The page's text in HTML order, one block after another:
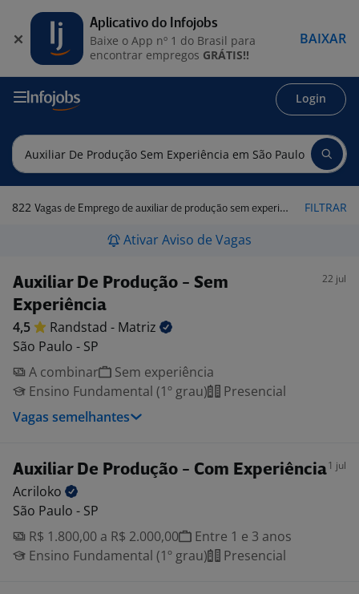
Login
822 Vagas de Emprego de auxiliar de produção sem experiência em São Paulo - SP FILTRAR
Ativar Aviso de Vagas
Auxiliar De Produção - Sem
Experiência
22 jul
4,5 Randstad - Matriz
São Paulo - SP
A combinar
Sem experiência
Ensino Fundamental (1º grau)
Presencial
Vagas semelhantes
Auxiliar De Produção - Com Experiência1 jul
Acriloko
São Paulo - SP
R$ 1.800,00 a R$ 2.000,00
Entre 1 e 3 anos
Ensino Fundamental (1º grau)
Presencial
Aplicativo do Infojobs
Baixe o App nº 1 do Brasil para
encontrar empregos GRÁTIS!!
BAIXAR